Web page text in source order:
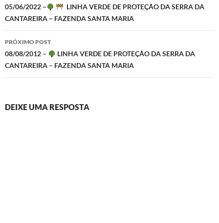
de
posts
05/06/2022 –
LINHA VERDE DE PROTEÇÃO DA SERRA DA
CANTAREIRA – FAZENDA SANTA MARIA
PRÓXIMO POST
08/08/2012 –
LINHA VERDE DE PROTEÇÃO DA SERRA DA
CANTAREIRA – FAZENDA SANTA MARIA
DEIXE UMA RESPOSTA